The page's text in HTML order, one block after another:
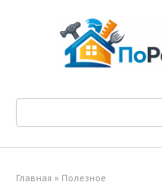
Поиск:
Главная » Полезное